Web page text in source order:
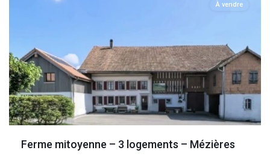
À vendre
Ferme mitoyenne – 3 logements – Mézières